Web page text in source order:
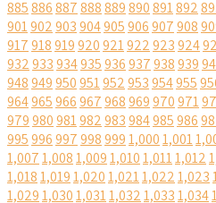
885886887888889890891892
901902903904905906907908
917918919920921922923924
932933934935936937938939
948949950951952953954955
964965966967968969970971
979980981982983984985986
9959969979989991,0001,001
1,0071,0081,0091,0101,0111,012
1,0181,0191,0201,0211,0221,023
1,0291,0301,0311,0321,0331,034